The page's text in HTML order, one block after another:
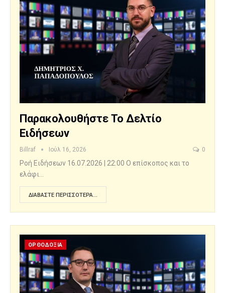
Παρακολουθήστε Το Δελτίο
Ειδήσεων
Billraf Ιούλ 16, 2026 0
Ροή Ειδήσεων 16.07.2026 | 22:00 Ο επίσκοπος και το
ελάφι…
ΔΙΑΒΆΣΤΕ ΠΕΡΙΣΣΌΤΕΡΑ...
ΟΡΘΟΔΟΞΙΑ